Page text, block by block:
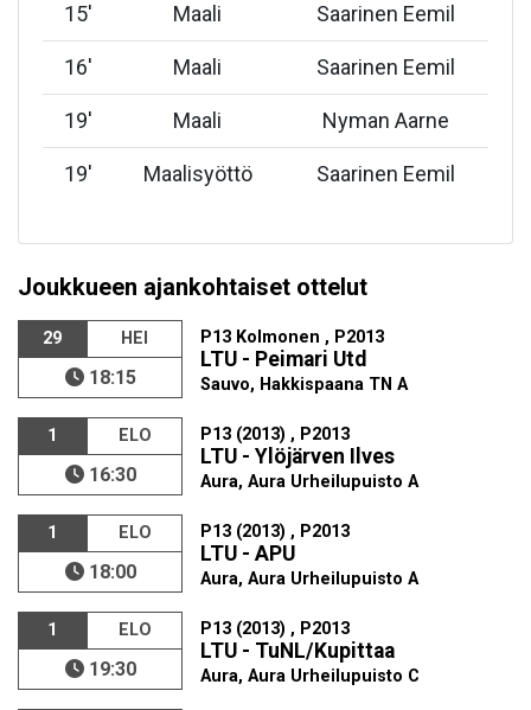
15' Maali Saarinen Eemil
16' Maali Saarinen Eemil
19' Maali Nyman Aarne
19' Maalisyöttö Saarinen Eemil
Joukkueen ajankohtaiset ottelut
29 HEI
18:15
P13 Kolmonen , P2013
LTU - Peimari Utd
Sauvo, Hakkispaana TN A
1 ELO
16:30
P13 (2013) , P2013
LTU - Ylöjärven Ilves
Aura, Aura Urheilupuisto A
1 ELO
18:00
P13 (2013) , P2013
LTU - APU
Aura, Aura Urheilupuisto A
1 ELO
19:30
P13 (2013) , P2013
LTU - TuNL/Kupittaa
Aura, Aura Urheilupuisto C